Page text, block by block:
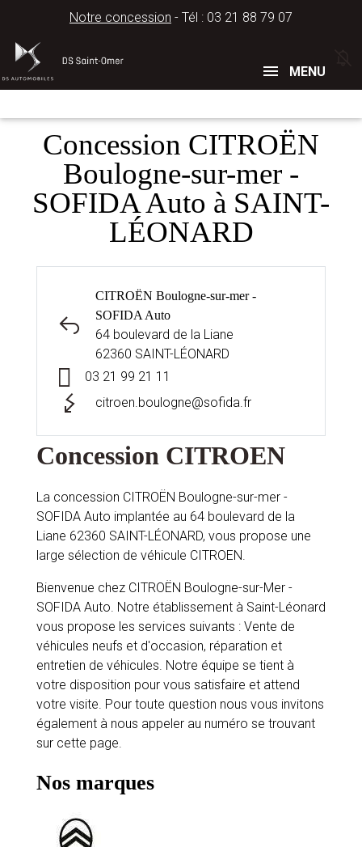
Notre concession - Tél : 03 21 88 79 07
Concessions
MENU
Concession CITROËN
Boulogne-sur-mer -
SOFIDA Auto à SAINT-
LÉONARD
CITROËN Boulogne-sur-mer -
SOFIDA Auto
64 boulevard de la Liane
62360 SAINT-LÉONARD
03 21 99 21 11
citroen.boulogne@sofida.fr
Concession CITROEN
La concession CITROËN Boulogne-sur-mer -
SOFIDA Auto implantée au 64 boulevard de la
Liane 62360 SAINT-LÉONARD, vous propose une
large sélection de véhicule CITROEN.
Bienvenue chez CITROËN Boulogne-sur-Mer -
SOFIDA Auto. Notre établissement à Saint-Léonard
vous propose les services suivants : Vente de
véhicules neufs et d'occasion, réparation et
entretien de véhicules. Notre équipe se tient à
votre disposition pour vous satisfaire et attend
votre visite. Pour toute question nous vous invitons
également à nous appeler au numéro se trouvant
sur cette page.
Nos marques